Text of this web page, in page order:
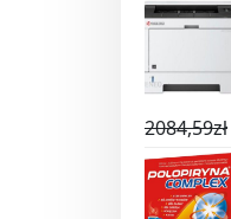
2084,59zł